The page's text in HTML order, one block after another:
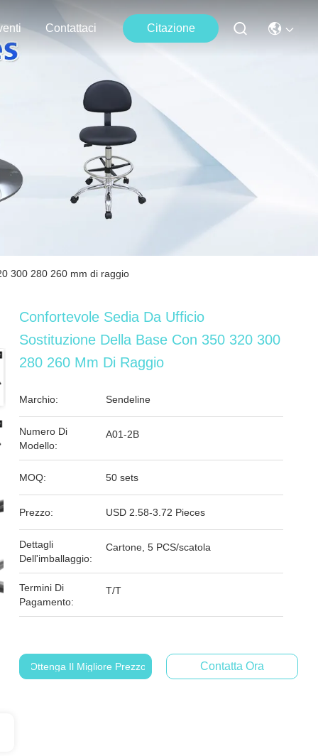
Contattaci Citazione
300 280 260 mm di raggio
Confortevole Sedia Da Ufficio
Sostituzione Della Base Con 350 320 300
280 260 Mm Di Raggio
Marchio: Sendeline
Numero Di
Modello:
A01-2B
MOQ: 50 sets
Prezzo: USD 2.58-3.72 Pieces
Dettagli
Dell'imballaggio:
Cartone, 5 PCS/scatola
Termini Di
Pagamento:
T/T
Ottenga Il Migliore Prezzo Contatta Ora